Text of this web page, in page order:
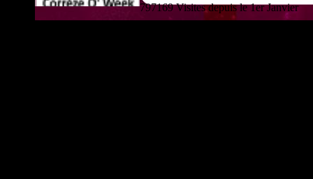
797169 Visites depuis le 1er Janvier